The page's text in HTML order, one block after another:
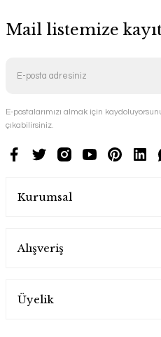
Mail listemize
E-postalarımızı almak için
çıkabilirsiniz.
Kurumsal
Alışveriş
Üyelik